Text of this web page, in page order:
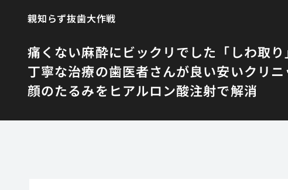
親知らず抜歯大作戦
痛くない麻酔にビックリでした 「しわ取
丁寧な治療の歯医者さんが良い安いクリ
顔のたるみをヒアルロン酸注射で解消